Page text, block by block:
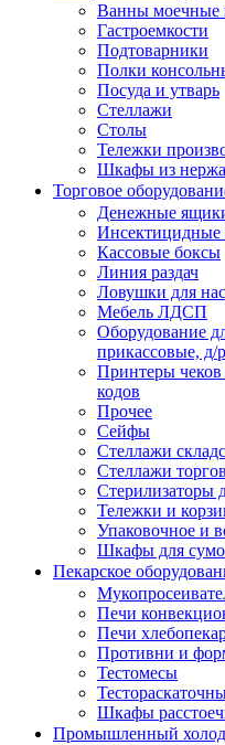
Ванны моечные
Гастроемкости
Подтоварники
Полки
Посуда и утварь
Стеллажи
Столы
Тележки
Шкафы из
Торговое
Денежные
Инсектицидные
Кассовые боксы
Линия раздач
Ловушки для
Мебель ЛДСП
Оборудование
прикассовые, д/
Принтеры
кодов
Прочее
Сейфы
Стеллажи
Стеллажи
Стерилизаторы
Тележки и
Упаковочное и
Шкафы для
Пекарское
Печи
Печи
Противни и
Тестомесы
Шкафы
Промышленный холод